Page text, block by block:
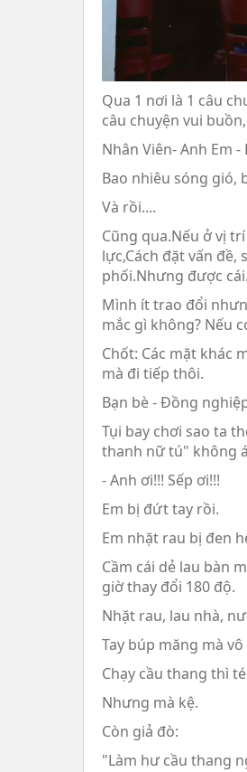
Qua 1 nơi là 1 câu
câu chuyện vui
Nhân Viên- Anh Em
Bao nhiêu sóng gió,
Và rồi....
Cũng qua.Nếu ở vị
lực,Cách đặt vấn đề,
phối.Nhưng được
Mình ít trao đổi
mắc gì không? Nếu
Chốt: Các mặt khác
mà đi tiếp thôi.
Bạn bè - Đồng
Tụi bay chơi sao ta
thanh nữ tú" không
- Anh ơi!!! Sếp ơi!!!
Em bị đứt tay rồi.
Em nhặt rau bị đen
Cầm cái dẻ lau bàn
giờ thay đổi 180 độ.
Nhặt rau, lau nhà,
Tay búp măng mà
Chạy cầu thang thì
Nhưng mà kệ.
Còn giả đò:
"Làm hư cầu thang